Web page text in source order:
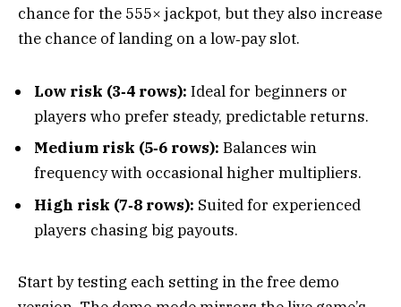
chance for the 555× jackpot, but they also increase
the chance of landing on a low‑pay slot.
Low risk (3‑4 rows): Ideal for beginners or
players who prefer steady, predictable returns.
Medium risk (5‑6 rows): Balances win
frequency with occasional higher multipliers.
High risk (7‑8 rows): Suited for experienced
players chasing big payouts.
Start by testing each setting in the free demo